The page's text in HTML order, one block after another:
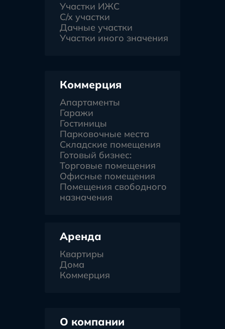
Участки ИЖС
С/х участки
Дачные участки
Участки иного значения
Коммерция
Апартаменты
Гаражи
Гостиницы
Парковочные места
Складские помещения
Готовый бизнес:
Торговые помещения
Офисные помещения
Помещения свободного
назначения
Аренда
Квартиры
Дома
Коммерция
О компании